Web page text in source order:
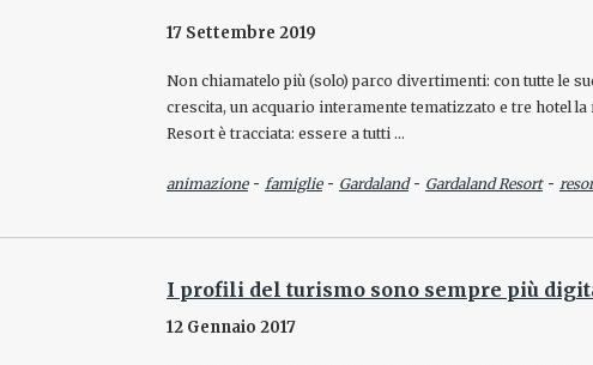
17 Settembre 2019
Non chiamatelo più (solo) parco divertimenti: con tutte le
crescita, un acquario interamente tematizzato e tre hotel
Resort è tracciata: essere a tutti …
animazione- famiglie- Gardaland- Gardaland Resort-
I profili del turismo sono sempre più
12 Gennaio 2017